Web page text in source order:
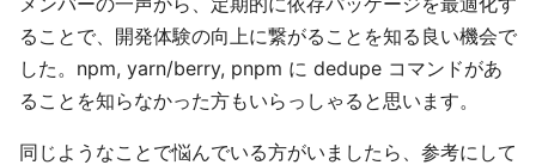
ることで、開発体験の向上に繋がることを知る良い機会で
した。npm, yarn/berry, pnpm に dedupe コマンドがあ
ることを知らなかった方もいらっしゃると思います。
同じようなことで悩んでいる方がいましたら、参考にして